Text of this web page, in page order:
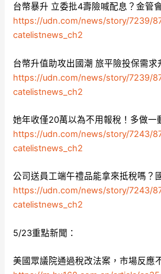
台幣暴升 立委批4壽險喊配息？金管
https://udn.com/news/story/7239/
catelistnews_ch2
台幣升值助攻出國潮 旅平險投保需求
https://udn.com/news/story/7239/
catelistnews_ch2
她年收僅20萬以為不用報稅！多做一
https://udn.com/news/story/7243/
catelistnews_ch2
公司送員工端午禮品能拿來抵稅嗎？
https://udn.com/news/story/7243/
catelistnews_ch2
5/23重點新聞：
美國眾議院通過稅改法案，市場反應